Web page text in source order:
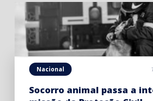
Nacional
Socorro animal passa a